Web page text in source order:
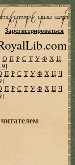
Зарегистрироваться
О П Р С Т У Ф Х Ц
9]
П Р С Т У Ф Х Ц Ч
П Р С Т У Ф Х Ц Ч